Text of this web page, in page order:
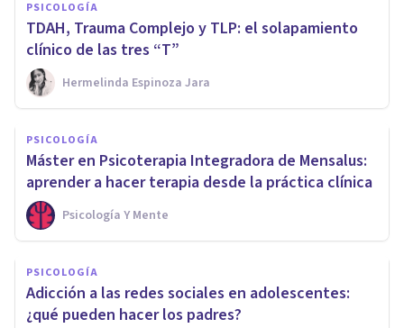
PSICOLOGÍA
TDAH, Trauma Complejo y TLP: el solapamiento
clínico de las tres “T”
Hermelinda Espinoza Jara
PSICOLOGÍA
Máster en Psicoterapia Integradora de Mensalus:
aprender a hacer terapia desde la práctica clínica
Psicología Y Mente
PSICOLOGÍA
Adicción a las redes sociales en adolescentes:
¿qué pueden hacer los padres?